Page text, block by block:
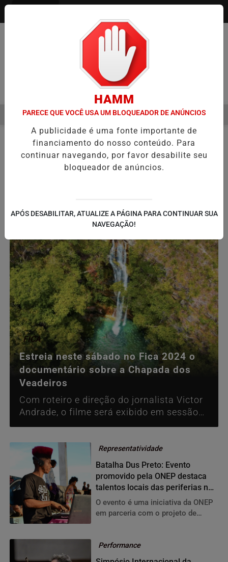
Pesquisar Notícia
SEMESTRE É A VIRADA DO VAREJO ÓPTICO EM 2026 WELTON
EM ALTA
MENU
EMNOTÍCIAS ENTRETENIMENTO
FICA
Estreia neste sábado no Fica 2024 o
documentário sobre a Chapada dos
Veadeiros
Com roteiro e direção do jornalista Victor
Andrade, o filme será exibido em sessão
especial, que contará com bate-papo com
meio ambiente e tRepresentatividade
Batalha Dus Preto: Evento
promovido pela ONEP destaca
talentos locais das periferias no
próximo domingo (16
O evento é uma iniciativa da ONEP
em parceria com o projeto de
das periferias de Goiânia (Ilu Dudu).
Performance
HAMM
PARECE QUE VOCÊ USA UM BLOQUEADOR DE ANÚNCIOS
A publicidade é uma fonte importante de
financiamento do nosso conteúdo. Para
continuar navegando, por favor desabilite seu
bloqueador de anúncios.
APÓS DESABILITAR, ATUALIZE A PÁGINA PARA CONTINUAR SUA
NAVEGAÇÃO!